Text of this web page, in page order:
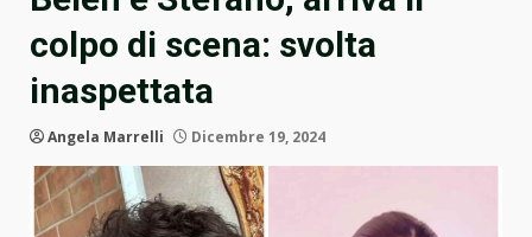
colpo di scena: svolta
inaspettata
Angela Marrelli Dicembre 19, 2024